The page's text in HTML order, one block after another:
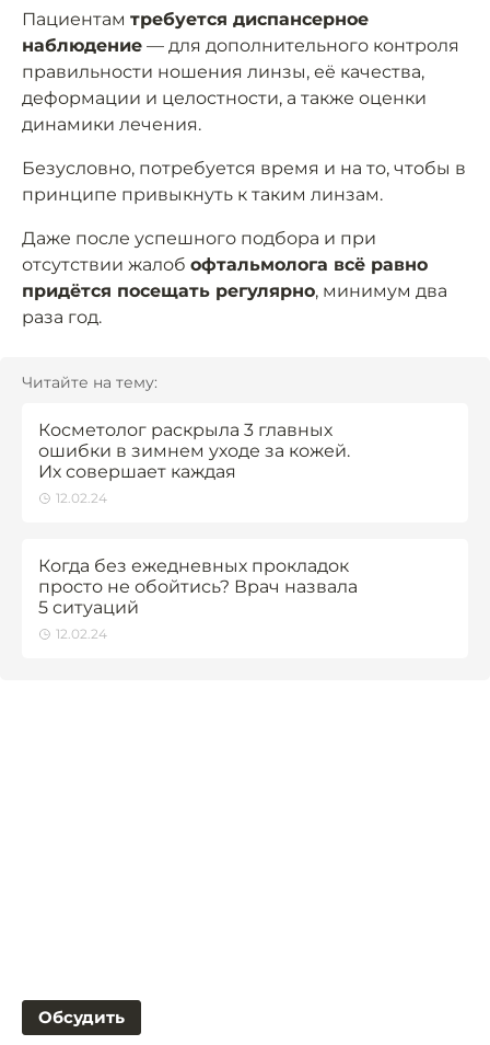
Пациентам требуется диспансерное
наблюдение — для дополнительного контроля
правильности ношения линзы, её качества,
деформации и целостности, а также оценки
динамики лечения.
Безусловно, потребуется время и на то, чтобы в
принципе привыкнуть к таким линзам.
Даже после успешного подбора и при
отсутствии жалоб офтальмолога всё равно
придётся посещать регулярно, минимум два
раза год.
Читайте на тему:
Косметолог раскрыла 3 главных
ошибки в зимнем уходе за кожей.
Их совершает каждая
12.02.24
Когда без ежедневных прокладок
просто не обойтись? Врач назвала
5 ситуаций
12.02.24
Обсудить